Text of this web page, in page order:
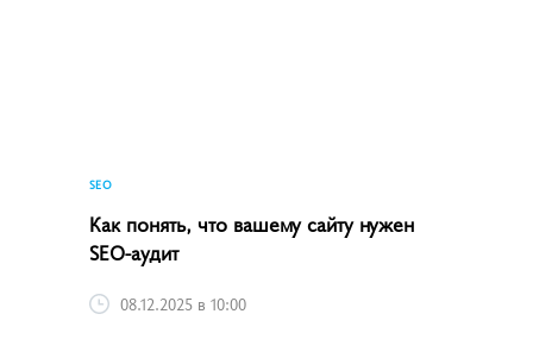
SEO
Как понять, что вашему сайту нужен
SEO-аудит
08.12.2025 в 10:00